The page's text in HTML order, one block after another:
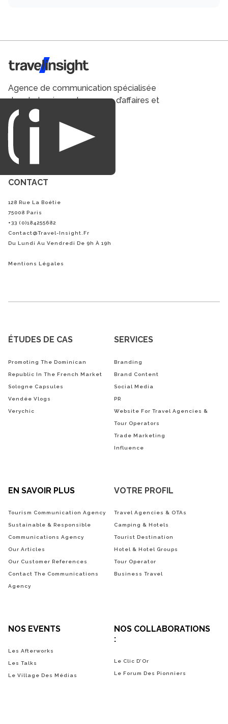
Travel Insight
Agence de communication spécialisée
dans le tourisme du voyage d’affaires et
du loisirs.
CONTACT
128 Rue La Boétie
75008 Paris
+33 (0)184255682
Contact@Travel-Insight.fr
Du Lundi Au Vendredi De 9h À 19h
Mentions Légales
ÉTUDES DE CAS
Promoting The Dominican
Republic In The French Market
Sologne Capsules
Vendée Vlogs
Verychic
SERVICES
Branding
Brand Content
Social Media
PR
Website For Travel Agencies &
Tour Operators
Trade Marketing
Influence
EN SAVOIR PLUS
Tourism Communication Agency
Sustainable & Responsible
Communications Agency
Our Articles
Our Customer References
Contact The Communications
Agency
VOTRE PROFIL
Travel Agencies & OTAs
Camping & Hotels
Tourist Destination
Hotel & Hotel Groups
Tour Operator
Business Travel
NOS EVENTS
Les Afterworks
Les Talks
Le Village Des Médias
NOS COLLABORATIONS
:
Le Clic D’Or
Le Forum Des Pionniers